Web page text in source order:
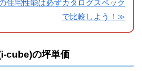
住宅性能は必ずカタログスペック
で比較しよう！≫
cube)の坪単価